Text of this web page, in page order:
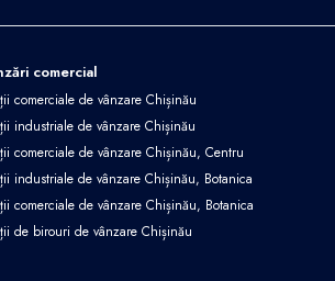
comercial
comerciale de vânzare Chișinău
industriale de vânzare Chișinău
comerciale de vânzare Chișinău, Centru
industriale de vânzare Chișinău, Botanica
comerciale de vânzare Chișinău, Botanica
de birouri de vânzare Chișinău